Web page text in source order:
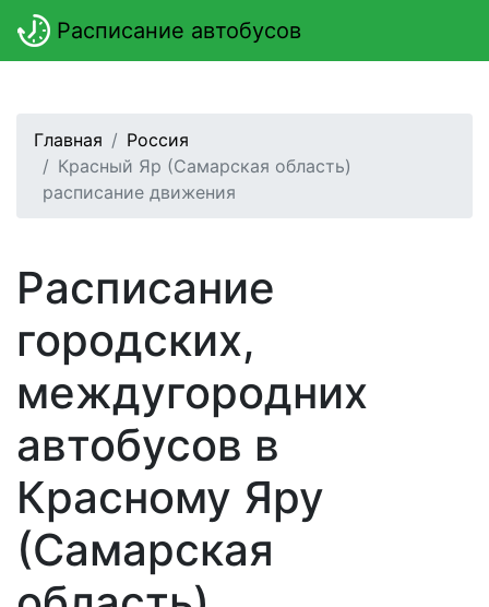
Расписание автобусов
Главная
Россия
Красный Яр (Самарская область)
расписание движения
Расписание
городских,
междугородних
автобусов в
Красному Яру
(Самарская